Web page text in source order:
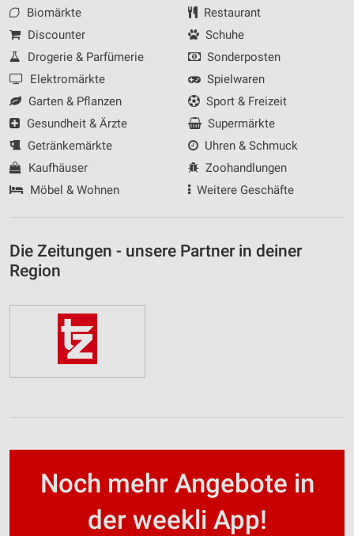
Biomärkte
Discounter
Drogerie & Parfümerie
Elektromärkte
Garten & Pflanzen
Gesundheit & Ärzte
Getränkemärkte
Kaufhäuser
Möbel & Wohnen
Restaurant
Schuhe
Sonderposten
Spielwaren
Sport & Freizeit
Supermärkte
Uhren & Schmuck
Zoohandlungen
Weitere Geschäfte
Die Zeitungen - unsere Partner in deiner
Region
Noch mehr Angebote in
der weekli App!